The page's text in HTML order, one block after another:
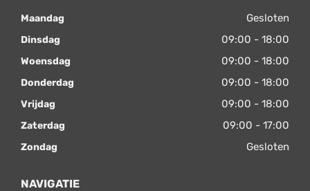
Maandag Gesloten
Dinsdag 09:00 - 18:00
Woensdag 09:00 - 18:00
Donderdag 09:00 - 18:00
Vrijdag 09:00 - 18:00
Zaterdag 09:00 - 17:00
Zondag Gesloten
NAVIGATIE